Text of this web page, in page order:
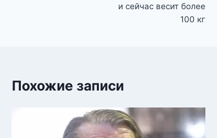
и сейчас весит более
100 кг
Похожие записи